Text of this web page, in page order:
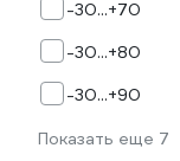
-30...+70
-30...+80
-30...+90
Показать еще 7